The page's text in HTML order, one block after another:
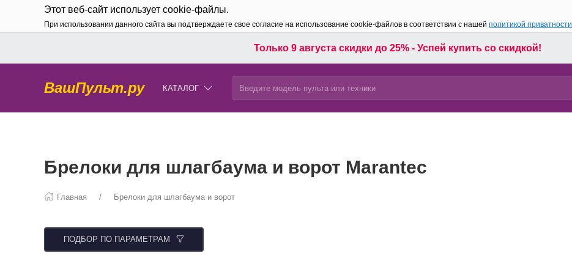
Этот веб-сайт использует cookie-файлы.
При использовании данного сайта вы подтверждаете свое согласие на использование cookie-файлов в соответствии с нашей политикой приватности
Только 9 августа скидки до 25% - Успей купить со скидкой!
ВашПульт.ру КАТАЛОГ
Брелоки для шлагбаума и ворот Marantec
Главная Брелоки для шлагбаума и ворот
ПОДБОР ПО ПАРАМЕТРАМ